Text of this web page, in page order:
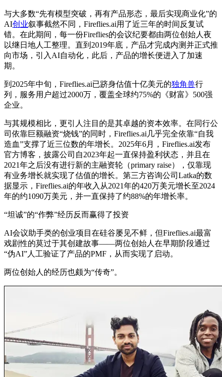
与大多数“先有模型突破，再有产品形态，最后实现商业化”的
AI创业叙事截然不同，Fireflies.ai用了近三年的时间反复试
错。在此期间，每一份Fireflies的会议纪要都由两位创始人夜
以继日地人工整理。直到2019年底，产品才完成内测并正式推
向市场，引入AI自动化，此后，产品的增长便进入了加速
期。
到2025年中旬，Fireflies.ai已跻身估值十亿美元的独角兽行
列，服务用户超过2000万，覆盖全球约75%的《财富》500强
企业。
与其规模相比，更引人注目的是其卓越的资本效率。在同行公
司依靠巨额融资“烧钱”的同时，Fireflies.ai几乎完全依靠“自我
造血”支撑了近三位数的年增长。2025年6月，Fireflies.ai发布
官方博客，披露公司自2023年起一直保持盈利状态，并且在
2021年之后没有进行新的主融资轮（primary raise），仅靠现
有业务增长就实现了估值的增长。第三方咨询公司Latka的数
据显示，Fireflies.ai的年收入从2021年的420万美元增长至2024
年的约1090万美元，并一直保持了约88%的年增长率。
“坦诚”的“作弊”经历反而赢得了投资
AI会议助手类的创业项目在硅谷屡见不鲜，但Fireflies.ai最富
戏剧性的莫过于其创建故事——两位创始人在早期阶段通过
“伪AI”人工验证了产品的PMF，从而实现了启动。
两位创始人的经历也颇为“传奇”。